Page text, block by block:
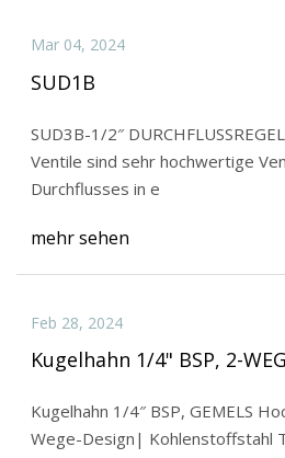
Mar 04, 2024
SUD1B
SUD3B-1/2″
Ventile sind sehr hochwertige
Durchflusses in e
mehr sehen
Feb 28, 2024
Kugelhahn 1/4" BSP, 2-
Kugelhahn 1/4″ BSP, GEMELS
Wege-Design| Kohlenstoffstahl Typ: 2-Wege-